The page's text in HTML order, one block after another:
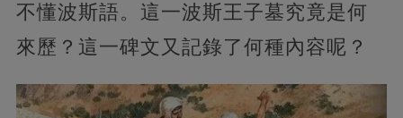
不懂波斯語。這一波斯王子墓究竟是何
來歷？這一碑文又記錄了何種內容呢？